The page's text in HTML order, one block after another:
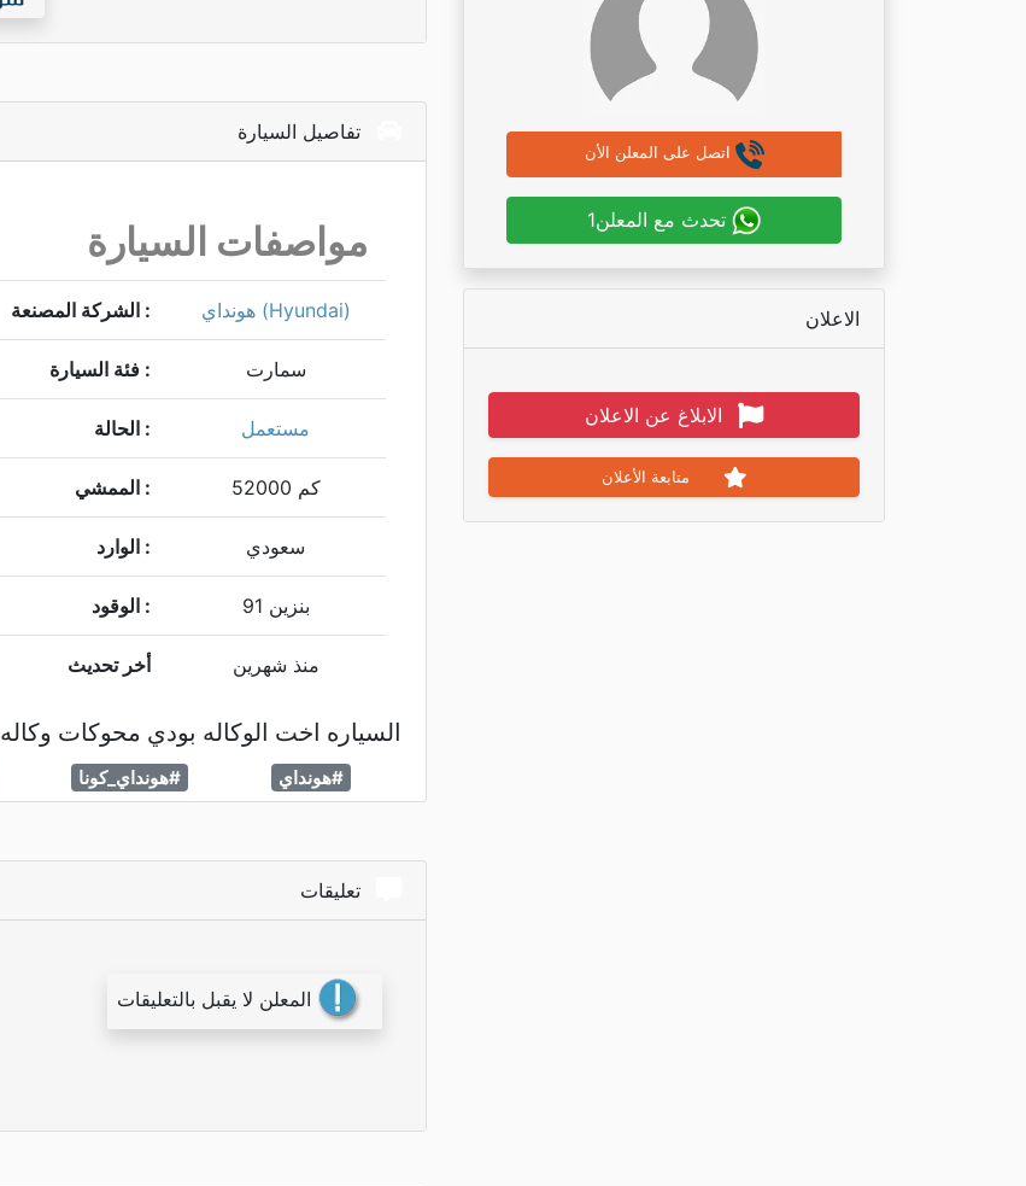
مواصفات السيارة
الشركة المصنعة : هونداي(Hyundai)
فئة السيارة : سمارت
الحالة : مستعمل
الممشي : 52000 كم
الوارد : سعودي
الوقود : 91 بنزين
أخر تحديث منذ شهرين
السياره اخت الوكاله بودي محوكات وكاله
#هونداي #هونداي_كونا
الاعلان